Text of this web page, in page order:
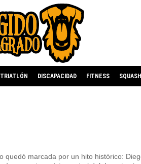
TRIATLÓN DISCAPACIDAD FITNESS SQUASH
quedó marcada por un hito histórico: